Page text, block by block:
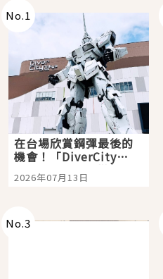
No.1
在台場欣賞鋼彈最後的
機會！「DiverCity
Tokyo Plaza」搭船、
購物、美食及夜景，一
2026年07月13日
No.3